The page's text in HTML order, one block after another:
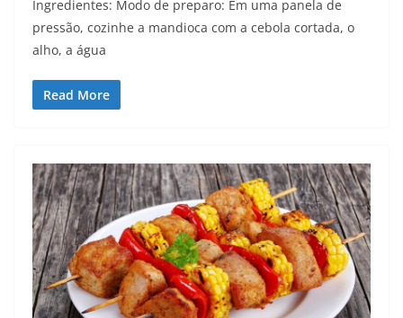
Ingredientes: Modo de preparo: Em uma panela de
pressão, cozinhe a mandioca com a cebola cortada, o
alho, a água
Read More